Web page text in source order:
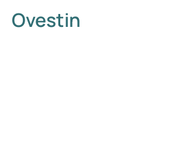
Ovestin